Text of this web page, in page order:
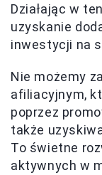
Działając w
uzyskanie
inwestycji na
Nie możemy
afiliacyjnym,
poprzez
także
To świetne
aktywnych w